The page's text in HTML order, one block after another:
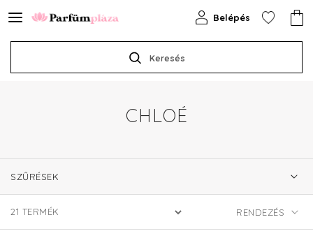
Keresés
Belépés
CHLOÉ
SZŰRÉSEK
21 TERMÉK